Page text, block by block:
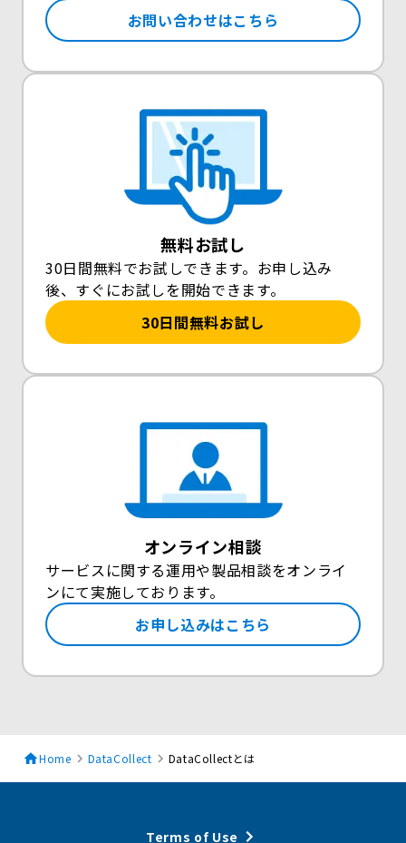
お問い合わせはこちら
無料お試し
30日間無料でお試しできます。お申し込み
後、すぐにお試しを開始できます。
30日間無料お試し
オンライン相談
サービスに関する運用や製品相談をオンライ
ンにて実施しております。
お申し込みはこちら
Home DataCollect DataCollectとは
Terms of Use